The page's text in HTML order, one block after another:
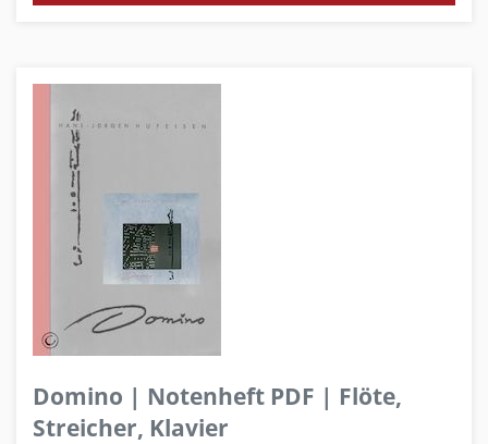
Domino | Notenheft PDF | Flöte,
Streicher, Klavier